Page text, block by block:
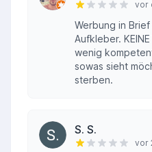
vor
Werbung in
Aufkleber.
wenig
sowas sieht
sterben.
S. S.
vor